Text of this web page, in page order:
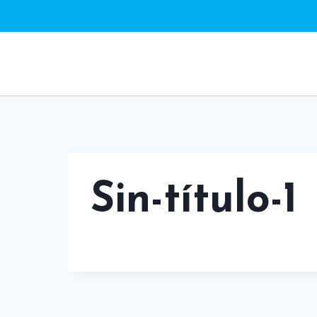
al
Sin-título-1